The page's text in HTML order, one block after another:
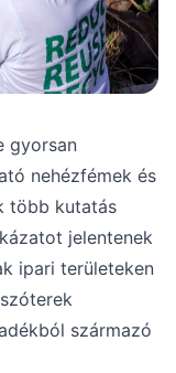
gyorsan
nehézfémek és
több kutatás
jelentenek
ipari területeken
származó